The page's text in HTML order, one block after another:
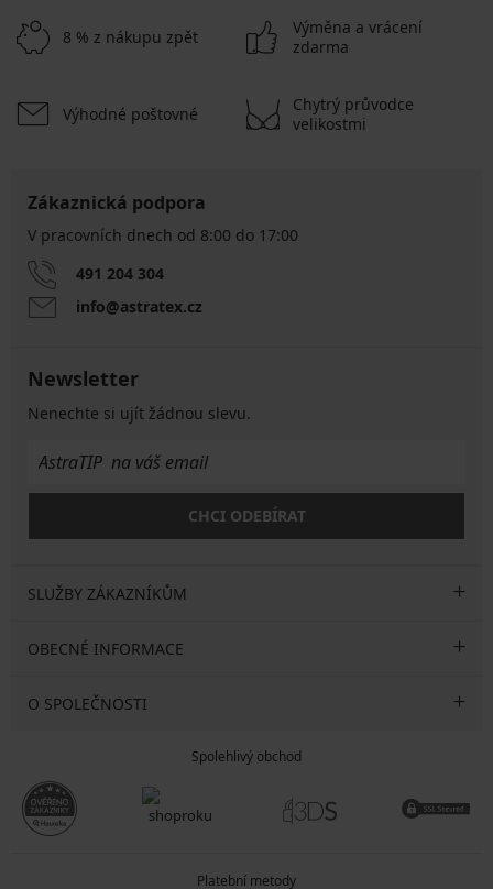
8 % z nákupu zpět
Výměna a vrácení
zdarma
Výhodné poštovné
Chytrý průvodce
velikostmi
Zákaznická podpora
V pracovních dnech od 8:00 do 17:00
491 204 304
info@astratex.cz
Newsletter
Nenechte si ujít žádnou slevu.
CHCI ODEBÍRAT
SLUŽBY ZÁKAZNÍKŮM
OBECNÉ INFORMACE
O SPOLEČNOSTI
Spolehlivý obchod
Platební metody